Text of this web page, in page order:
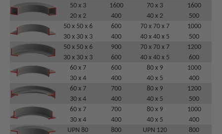
50 x 3
20 x 2
1600
400
70 x 3
40 x 2
1600
500
50 x 50 x 6
30 x 30 x 3
600
400
70 x 70 x 7
40 x 40 x 5
1000
500
50 x 50 x 6
30 x 30 x 3
900
600
70 x 70 x 7
40 x 40 x 5
1200
600
60 x 7
30 x 4
600
400
80 x 9
40 x 5
1000
400
60 x 7
30 x 4
700
400
80 x 9
40 x 5
1200
500
60 x 7
30 x 4
700
400
80 x 9
40 x 5
1000
400
UPN 80
800
UPN 120
800